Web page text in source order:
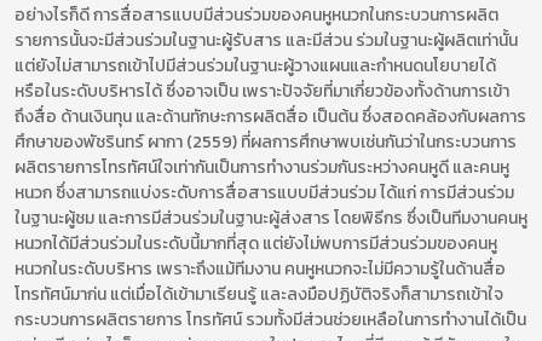
อย่างไรก็ดี การสื่อสารแบบมีส่วนร่วมของคนหูหนวกในกระบวนการผลิต
รายการนั้นจะมีส่วนร่วมในฐานะผู้รับสาร และมีส่วน ร่วมในฐานะผู้ผลิตเท่านั้น
แต่ยังไม่สามารถเข้าไปมีส่วนร่วมในฐานะผู้วางแผนและกำหนดนโยบายได้
หรือในระดับบริหารได้ ซึ่งอาจเป็น เพราะปัจจัยที่มาเกี่ยวข้องทั้งด้านการเข้า
ถึงสื่อ ด้านเงินทุน และด้านทักษะการผลิตสื่อ เป็นต้น ซึ่งสอดคล้องกับผลการ
ศึกษาของพัชรินทร์ ผากา (2559) ที่ผลการศึกษาพบเช่นกันว่าในกระบวนการ
ผลิตรายการโทรทัศน์ใจเท่ากันเป็นการทำงานร่วมกันระหว่างคนหูดี และคนหู
หนวก ซึ่งสามารถแบ่งระดับการสื่อสารแบบมีส่วนร่วม ได้แก่ การมีส่วนร่วม
ในฐานะผู้ชม และการมีส่วนร่วมในฐานะผู้ส่งสาร โดยพิธีกร ซึ่งเป็นทีมงานคนหู
หนวกได้มีส่วนร่วมในระดับนี้มากที่สุด แต่ยังไม่พบการมีส่วนร่วมของคนหู
หนวกในระดับบริหาร เพราะถึงแม้ทีมงาน คนหูหนวกจะไม่มีความรู้ในด้านสื่อ
โทรทัศน์มาก่น แต่เมื่อได้เข้ามาเรียนรู้ และลงมือปฏิบัติจริงก็สามารถเข้าใจ
กระบวนการผลิตรายการ โทรทัศน์ รวมทั้งมีส่วนช่วยเหลือในการทำงานได้เป็น